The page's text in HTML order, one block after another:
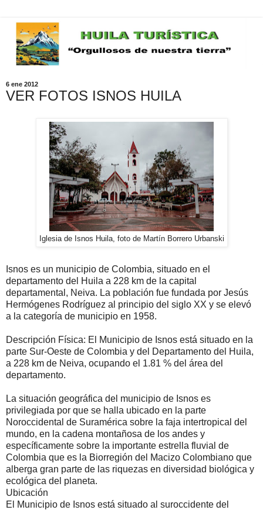
6 ene 2012
VER FOTOS ISNOS HUILA
Iglesia de Isnos Huila, foto de Martín Borrero Urbanski
Isnos es un municipio de Colombia, situado en el
departamento del Huila a 228 km de la capital
departamental, Neiva. La población fue fundada por Jesús
Hermógenes Rodríguez al principio del siglo XX y se elevó
a la categoría de municipio en 1958.
Descripción Física: El Municipio de Isnos está situado en la
parte Sur-Oeste de Colombia y del Departamento del Huila,
a 228 km de Neiva, ocupando el 1.81 % del área del
departamento.
La situación geográfica del municipio de Isnos es
privilegiada por que se halla ubicado en la parte
Noroccidental de Suramérica sobre la faja intertropical del
mundo, en la cadena montañosa de los andes y
específicamente sobre la importante estrella fluvial de
Colombia que es la Biorregión del Macizo Colombiano que
alberga gran parte de las riquezas en diversidad biológica y
ecológica del planeta.
Ubicación
El Municipio de Isnos está situado al suroccidente del